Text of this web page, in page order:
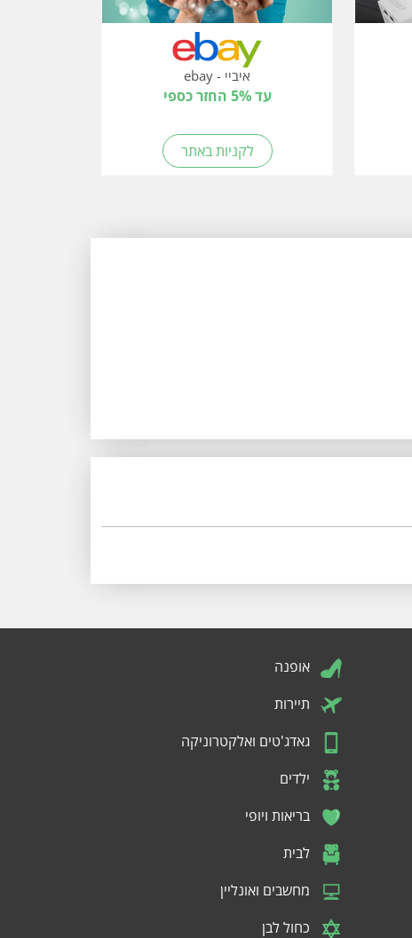
איביי - ebay
עד 5% החזר כספי
לקניות באתר
אופנה
תיירות
גאדג'טים ואלקטרוניקה
ילדים
בריאות ויופי
לבית
מחשבים ואונליין
כחול לבן